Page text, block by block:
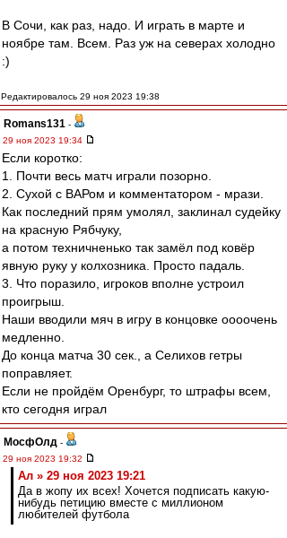
В Сочи, как раз, надо. И играть в марте и
ноябре там. Всем. Раз уж на северах холодно
:)
Редактировалось 29 ноя 2023 19:38
Romans131 -
29 ноя 2023 19:34
Если коротко:
1. Почти весь матч играли позорно.
2. Сухой с ВАРом и комментатором - мрази.
Как последний прям умолял, заклинал судейку
на красную Рябчуку,
а потом техничненько так замёл под ковёр
явную руку у колхозника. Просто падаль.
3. Что поразило, игроков вполне устроил
проигрыш.
Наши вводили мяч в игру в концовке оооочень
медленно.
До конца матча 30 сек., а Селихов гетры
поправляет.
Если не пройдём Оренбург, то штрафы всем,
кто сегодня играл
МосфОлд -
29 ноя 2023 19:32
Ал » 29 ноя 2023 19:21
Да в жопу их всех! Хочется подписать какую-
нибудь петицию вместе с миллионом
любителей футбола